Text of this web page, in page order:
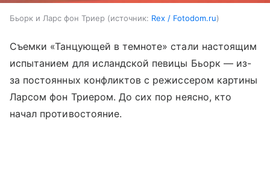
Бьорк и Ларс фон Триер источник: Rex / Fotodom.ru
Съемки «Танцующей в темноте» стали настоящим
испытанием для исландской певицы Бьорк — из-
за постоянных конфликтов с режиссером картины
Ларсом фон Триером. До сих пор неясно, кто
начал противостояние.